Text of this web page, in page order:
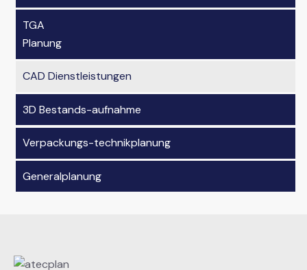
TGA
Planung
CAD Dienstleistungen
3D Bestands-aufnahme
Verpackungs-technikplanung
Generalplanung